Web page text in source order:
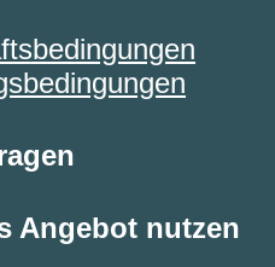
Angebot nutzen